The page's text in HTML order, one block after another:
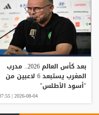
بعد كأس العالم 2026.. مدرب
المغرب يستبعد 6 لاعبين من
"أسود الأطلس"
2026-08-04 | 07:55 م